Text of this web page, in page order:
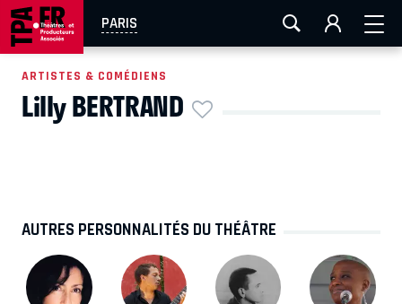
PARIS
AIX-MARSEILLE LA ROCHELLE
EN TOURNÉE
ARTISTES & COMÉDIENS
Lilly BERTRAND
AUTRES PERSONNALITÉS DU THÉÂTRE